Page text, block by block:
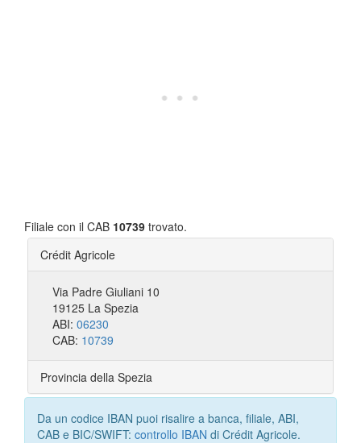
Filiale con il CAB 10739 trovato.
Crédit Agricole
Via Padre Giuliani 10
19125 La Spezia
ABI: 06230
CAB: 10739
Provincia della Spezia
Da un codice IBAN puoi risalire a banca, filiale, ABI,
CAB e BIC/SWIFT: controllo IBAN di Crédit Agricole.